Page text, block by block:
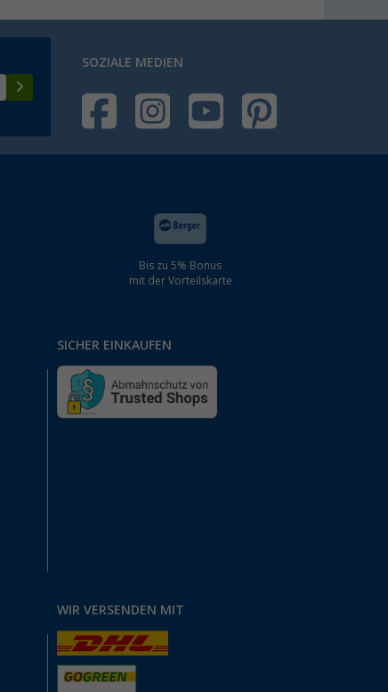
SOZIALE MEDIEN
Bis zu 5% Bonus
mit der Vorteilskarte
SICHER EINKAUFEN
WIR VERSENDEN MIT